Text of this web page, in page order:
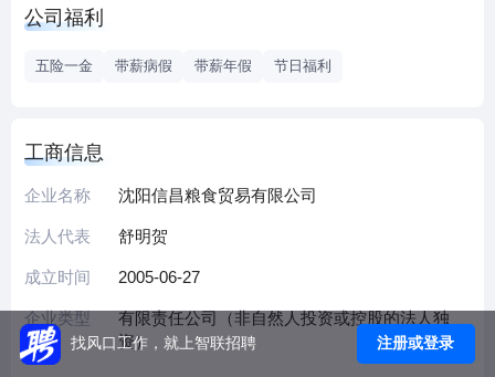
院”等品牌，经多年运营发展和口碑发酵，在京东、天猫等渠
型平台包括但不限于：京东、天猫、拼多多、山姆、盒马、
沃尔玛、永辉、朴朴等。
2023年10月，十月稻田集团股份有限公司在港交所正式挂牌
上市，股票代码：9676.HK。
公司福利
五险一金 带薪病假 带薪年假 节日福利
工商信息
企业名称 沈阳信昌粮食贸易有限公司
法人代表 舒明贺
成立时间 2005-06-27
企业类型
有限责任公司（非自然人投资或控股的法人独
资）
找风口工作，就上智联招聘 注册或登录